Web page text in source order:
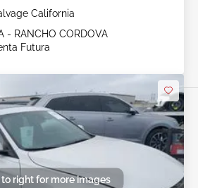
California
- RANCHO CORDOVA
Futura
right for more images